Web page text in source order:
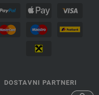
DOSTAVNI PARTNERI